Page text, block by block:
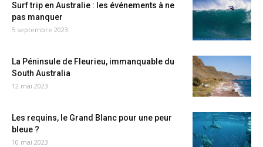
Surf trip en Australie : les événements à ne
pas manquer
5 septembre 2023
La Péninsule de Fleurieu, immanquable du
South Australia
12 mai 2023
Les requins, le Grand Blanc pour une peur
bleue ?
10 mai 2023